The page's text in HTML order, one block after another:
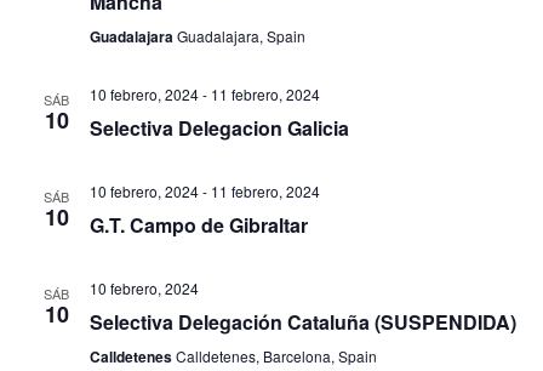
GuadalajaraGuadalajara, Spain
SÁB
10
10 febrero, 2024- 11 febrero, 2024
Selectiva Delegacion Galicia
SÁB
10
10 febrero, 2024- 11 febrero, 2024
G.T. Campo de Gibraltar
SÁB
10
10 febrero, 2024
Selectiva Delegación Cataluña (SUSPENDIDA)
CalldetenesCalldetenes, Barcelona, Spain